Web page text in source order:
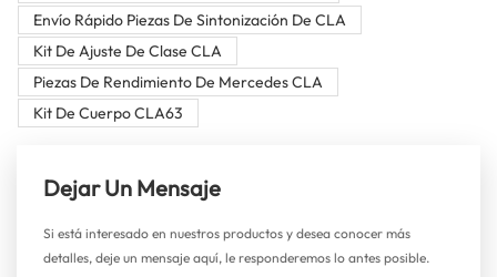
Envío Rápido Piezas De Sintonización De CLA
Kit De Ajuste De Clase CLA
Piezas De Rendimiento De Mercedes CLA
Kit De Cuerpo CLA63
Dejar Un Mensaje
Si está interesado en nuestros productos y desea conocer más
detalles, deje un mensaje aquí, le responderemos lo antes posible.